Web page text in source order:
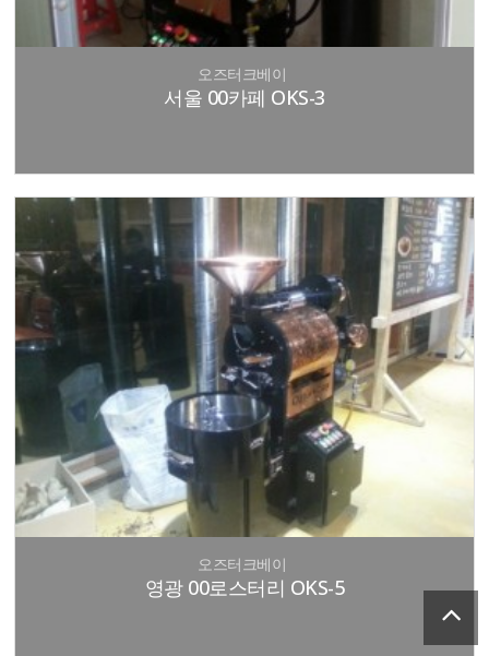
오즈터크베이
서울 00카페 OKS-3
오즈터크베이
영광 00로스터리 OKS-5